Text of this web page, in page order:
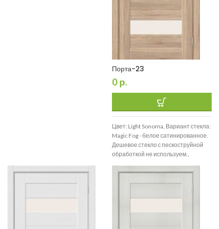
Порта-23
0 р.
Цвет: Light Sonoma, Вариант стекла:
Magic Fog - белое сатинированное.
Дешевое стекло с пескоструйной
обработкой не используем.,